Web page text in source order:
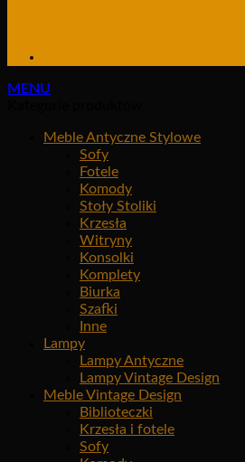
MENU
Meble Antyczne Stylowe
Sofy
Fotele
Komody
Stoły Stoliki
Krzesła
Witryny
Konsolki
Komplety
Biurka
Szafki
Inne
Lampy
Lampy Antyczne
Lampy Vintage Design
Meble Vintage Design
Biblioteczki
Krzesła i fotele
Sofy